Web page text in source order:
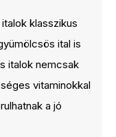
klasszikus
ital is
italok nemcsak
vitaminokkal
a jó